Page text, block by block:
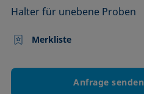
Halter für unebene Proben
Merkliste
Anfrage senden